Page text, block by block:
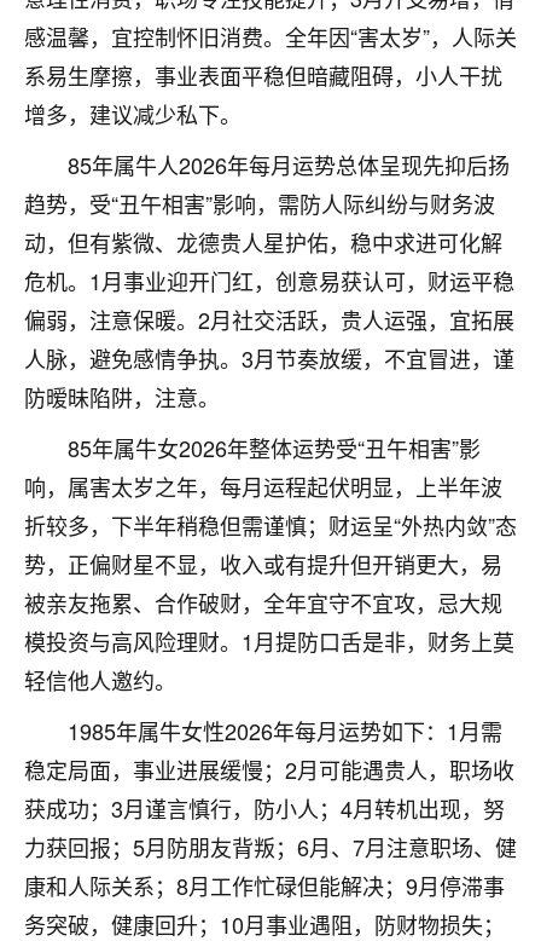
感温馨，宜控制怀旧消费。全年因“害太岁”，人际关
系易生摩擦，事业表面平稳但暗藏阻碍，小人干扰
增多，建议减少私下。
85年属牛人2026年每月运势总体呈现先抑后扬
趋势，受“丑午相害”影响，需防人际纠纷与财务波
动，但有紫微、龙德贵人星护佑，稳中求进可化解
危机。1月事业迎开门红，创意易获认可，财运平稳
偏弱，注意保暖。2月社交活跃，贵人运强，宜拓展
人脉，避免感情争执。3月节奏放缓，不宜冒进，谨
防暧昧陷阱，注意。
85年属牛女2026年整体运势受“丑午相害”影
响，属害太岁之年，每月运程起伏明显，上半年波
折较多，下半年稍稳但需谨慎；财运呈“外热内敛”态
势，正偏财星不显，收入或有提升但开销更大，易
被亲友拖累、合作破财，全年宜守不宜攻，忌大规
模投资与高风险理财。1月提防口舌是非，财务上莫
轻信他人邀约。
1985年属牛女性2026年每月运势如下：1月需
稳定局面，事业进展缓慢；2月可能遇贵人，职场收
获成功；3月谨言慎行，防小人；4月转机出现，努
力获回报；5月防朋友背叛；6月、7月注意职场、健
康和人际关系；8月工作忙碌但能解决；9月停滞事
务突破，健康回升；10月事业遇阻，防财物损失；
太岁还有一个发钱粮，本来年前的人事调整，拖到年
后，我以为都没戏了，结果开年一上班，开会提拔升
职第一个就是我，职务无所谓，主要是底薪加了
3000，非常开心，无论如何，感恩感谢！🙏🏻
鹿森：恭喜升职加薪！！，请客吗？�
12小时前 来自北京 32
心心相印
我身体不太好，总是病病殃殃的，去检查又没什么大
问题，反正就是不舒服。中医西医看遍了，找不到问
题，后来无意中看到有人推荐慧来老师，跟老师聊过
之后，心情豁然开朗，也听老师建议，处理了一些因
果问题。今年以来，身体比以前好多，主要是心情好
了，老师说境随心转，现在深有体会了。
鹿森：是的，其实跟老师聊过之后，最大的感
触，首先就是心态会变好，万般皆是命，半点
不由人！
1天前 来自四川 9
金白水清
我也想找老师看看，有没有人给个联系方式的啊？
鹿森 ：慧来老师微信：gjsy0624
1天前 来自江西 12
青春168
我也想要，我也想要！
2天前 来自山西 15